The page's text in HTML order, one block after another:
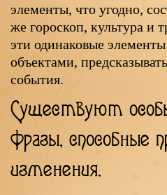
элементы, что угодно,
же гороскоп, культура и
эти одинаковые
объектами,
события.
Существуют
фразы, способные
изменения.